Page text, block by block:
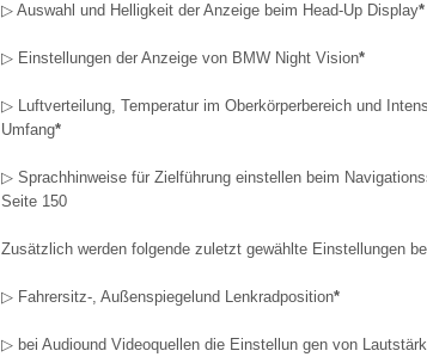
▷ Auswahl und Helligkeit der Anzeige beim Head-Up Display*
▷ Einstellungen der Anzeige von BMW Night Vision*
▷ Luftverteilung, Temperatur im Oberkörperbereich und
Umfang*
▷ Sprachhinweise für Zielführung einstellen beim
Seite 150
Zusätzlich werden folgende zuletzt gewählte Einstellungen
▷ Fahrersitz-, Außenspiegelund Lenkradposition*
▷ bei Audiound Videoquellen die Einstellun gen von